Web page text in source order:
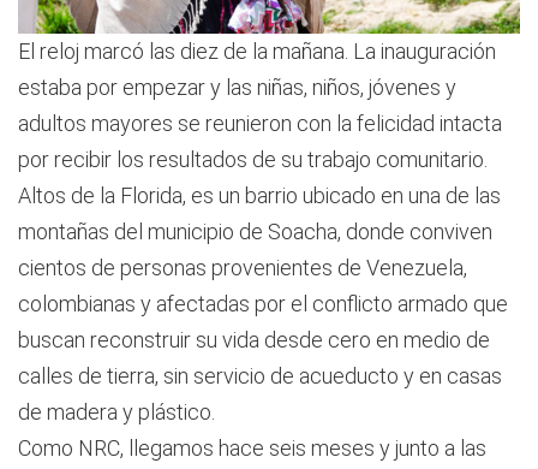
El reloj marcó las diez de la mañana. La inauguración
estaba por empezar y las niñas, niños, jóvenes y
adultos mayores se reunieron con la felicidad intacta
por recibir los resultados de su trabajo comunitario.
Altos de la Florida, es un barrio ubicado en una de las
montañas del municipio de Soacha, donde conviven
cientos de personas provenientes de Venezuela,
colombianas y afectadas por el conflicto armado que
buscan reconstruir su vida desde cero en medio de
calles de tierra, sin servicio de acueducto y en casas
de madera y plástico.
Como NRC, llegamos hace seis meses y junto a las